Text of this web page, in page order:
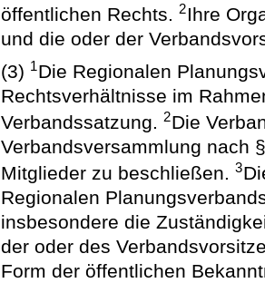
öffentlichen Rechts.2Ihre
und die oder der
(3) 1Die Regionalen
Rechtsverhältnisse im
Verbandssatzung.2Die
Verbandsversammlung nach
Mitglieder zu beschließen.3
Regionalen
insbesondere die
der oder des
Form der öffentlichen